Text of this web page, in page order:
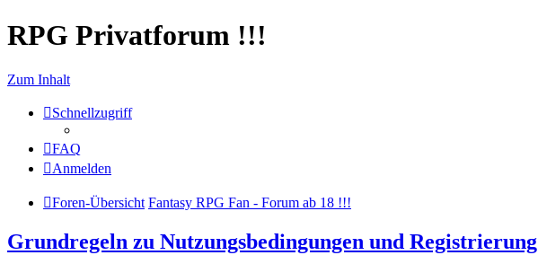
RPG Privatforum !!!
Zum Inhalt
Schnellzugriff
FAQ
Anmelden
Foren-Übersicht Fantasy RPG Fan - Forum ab 18 !!!
Grundregeln zu Nutzungsbedingungen und Registrierung